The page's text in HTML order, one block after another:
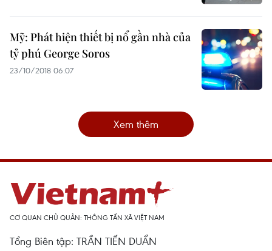
Mỹ: Phát hiện thiết bị nổ gần nhà của
tỷ phú George Soros
23/10/2018 06:07
Xem thêm
CƠ QUAN CHỦ QUẢN: THÔNG TẤN XÃ VIỆT NAM
Tổng Biên tập: TRẦN TIẾN DUẨN